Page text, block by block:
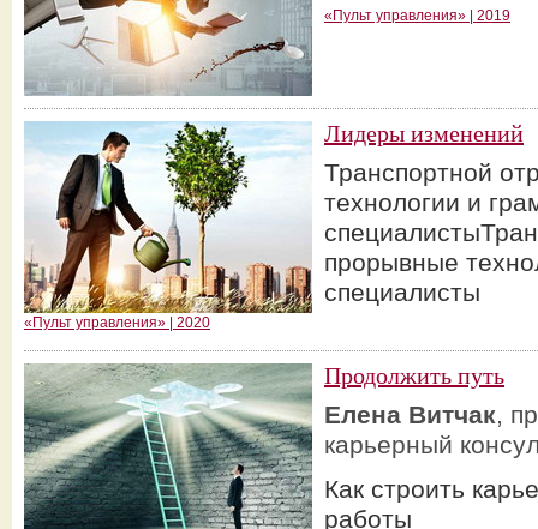
«Пульт управления» | 2019
Лидеры изменений
Транспортной
технологии и
прорывные
специалисты
«Пульт управления» | 2020
Продолжить путь
Елена Витчак,
карьерный
Как строить
работы